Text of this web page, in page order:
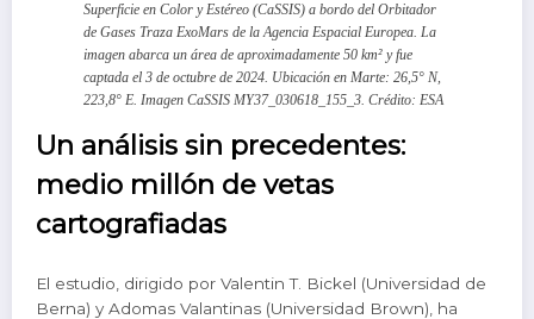
Superficie en Color y Estéreo (CaSSIS) a bordo del Orbitador
de Gases Traza ExoMars de la Agencia Espacial Europea. La
imagen abarca un área de aproximadamente 50 km² y fue
captada el 3 de octubre de 2024. Ubicación en Marte: 26,5° N,
223,8° E. Imagen CaSSIS MY37_030618_155_3. Crédito: ESA
Un análisis sin precedentes:
medio millón de vetas
cartografiadas
El estudio, dirigido por Valentin T. Bickel (Universidad de
Berna) y Adomas Valantinas (Universidad Brown), ha